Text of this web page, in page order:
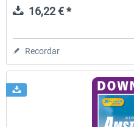
16,22 € *
Recordar